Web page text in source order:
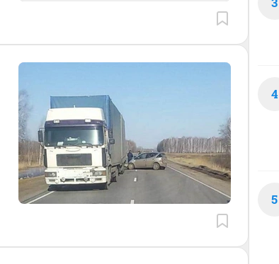
4
5